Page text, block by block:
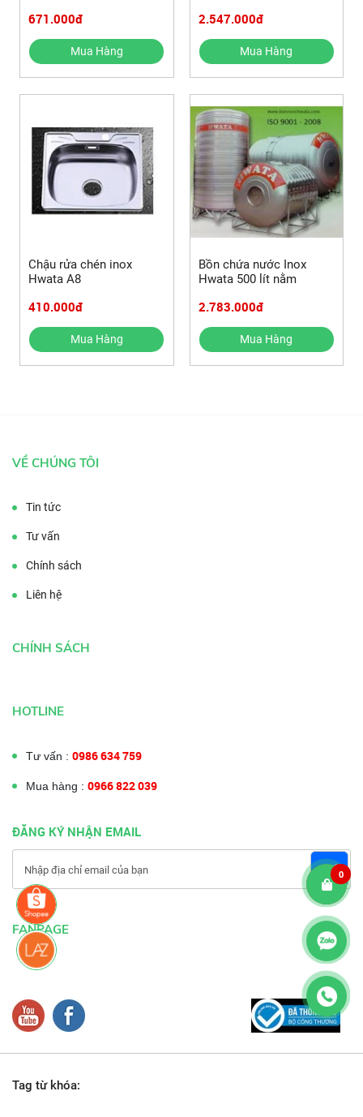
671.000đ
Mua Hàng
2.547.000đ
Mua Hàng
Chậu rửa chén inox
Hwata A8
410.000đ
Mua Hàng
Bồn chứa nước Inox
Hwata 500 lít nằm
2.783.000đ
Mua Hàng
VỀ CHÚNG TÔI
Tin tức
Tư vấn
Chính sách
Liên hệ
CHÍNH SÁCH
HOTLINE
Tư vấn : 0986 634 759
Mua hàng : 0966 822 039
ĐĂNG KÝ NHẬN EMAIL
FANPAGE
Tag từ khóa:
0